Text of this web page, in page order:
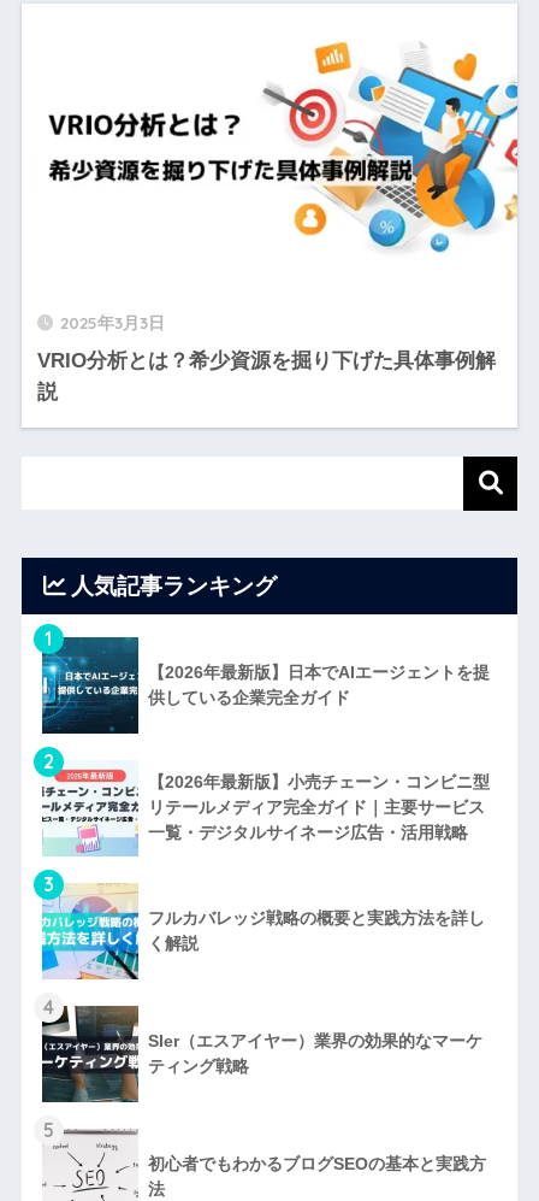
2025年3月3日
VRIO分析とは？希少資源を掘り下げた具体事例解
説
人気記事ランキング
1
【2026年最新版】日本でAIエージェントを提
供している企業完全ガイド
2
【2026年最新版】小売チェーン・コンビニ型
リテールメディア完全ガイド｜主要サービス
一覧・デジタルサイネージ広告・活用戦略
3
フルカバレッジ戦略の概要と実践方法を詳し
く解説
4
SIer（エスアイヤー）業界の効果的なマーケ
ティング戦略
5
初心者でもわかるブログSEOの基本と実践方
法